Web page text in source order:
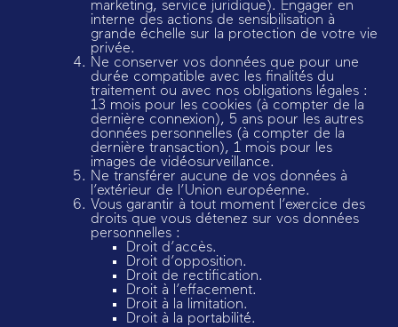
marketing, service juridique). Engager en
interne des actions de sensibilisation à
grande échelle sur la protection de votre vie
privée.
Ne conserver vos données que pour une
durée compatible avec les finalités du
traitement ou avec nos obligations légales :
13 mois pour les cookies (à compter de la
dernière connexion), 5 ans pour les autres
données personnelles (à compter de la
dernière transaction), 1 mois pour les
images de vidéosurveillance.
Ne transférer aucune de vos données à
l’extérieur de l’Union européenne.
Vous garantir à tout moment l’exercice des
droits que vous détenez sur vos données
personnelles :
Droit d’accès.
Droit d’opposition.
Droit de rectification.
Droit à l’effacement.
Droit à la limitation.
Droit à la portabilité.